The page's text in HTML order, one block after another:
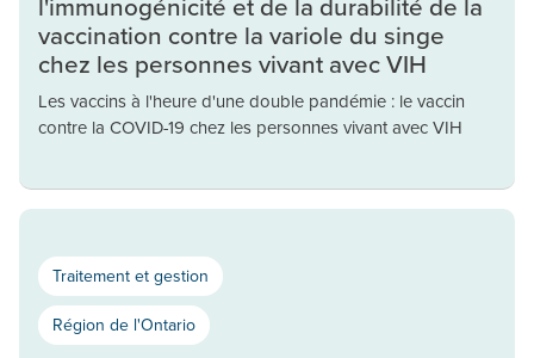
vaccination contre la variole du singe
chez les personnes vivant avec VIH
Les vaccins à l'heure d'une double pandémie : le vaccin
contre la COVID-19 chez les personnes vivant avec VIH
Traitement et gestion
Région de l'Ontario